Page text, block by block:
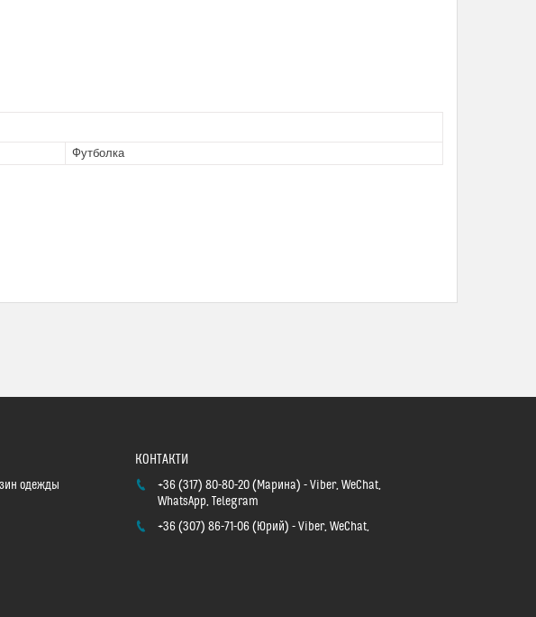
Футболка
одежды
+36 (317) 80-80-20 Марина
Viber, WeChat,
WhatsApp, Telegram
+36 (307) 86-71-06
Юрий Viber, WeChat,